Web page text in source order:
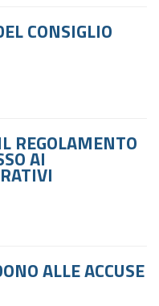
CONSIGLIO
REGOLAMENTO
AI
ALLE ACCUSE